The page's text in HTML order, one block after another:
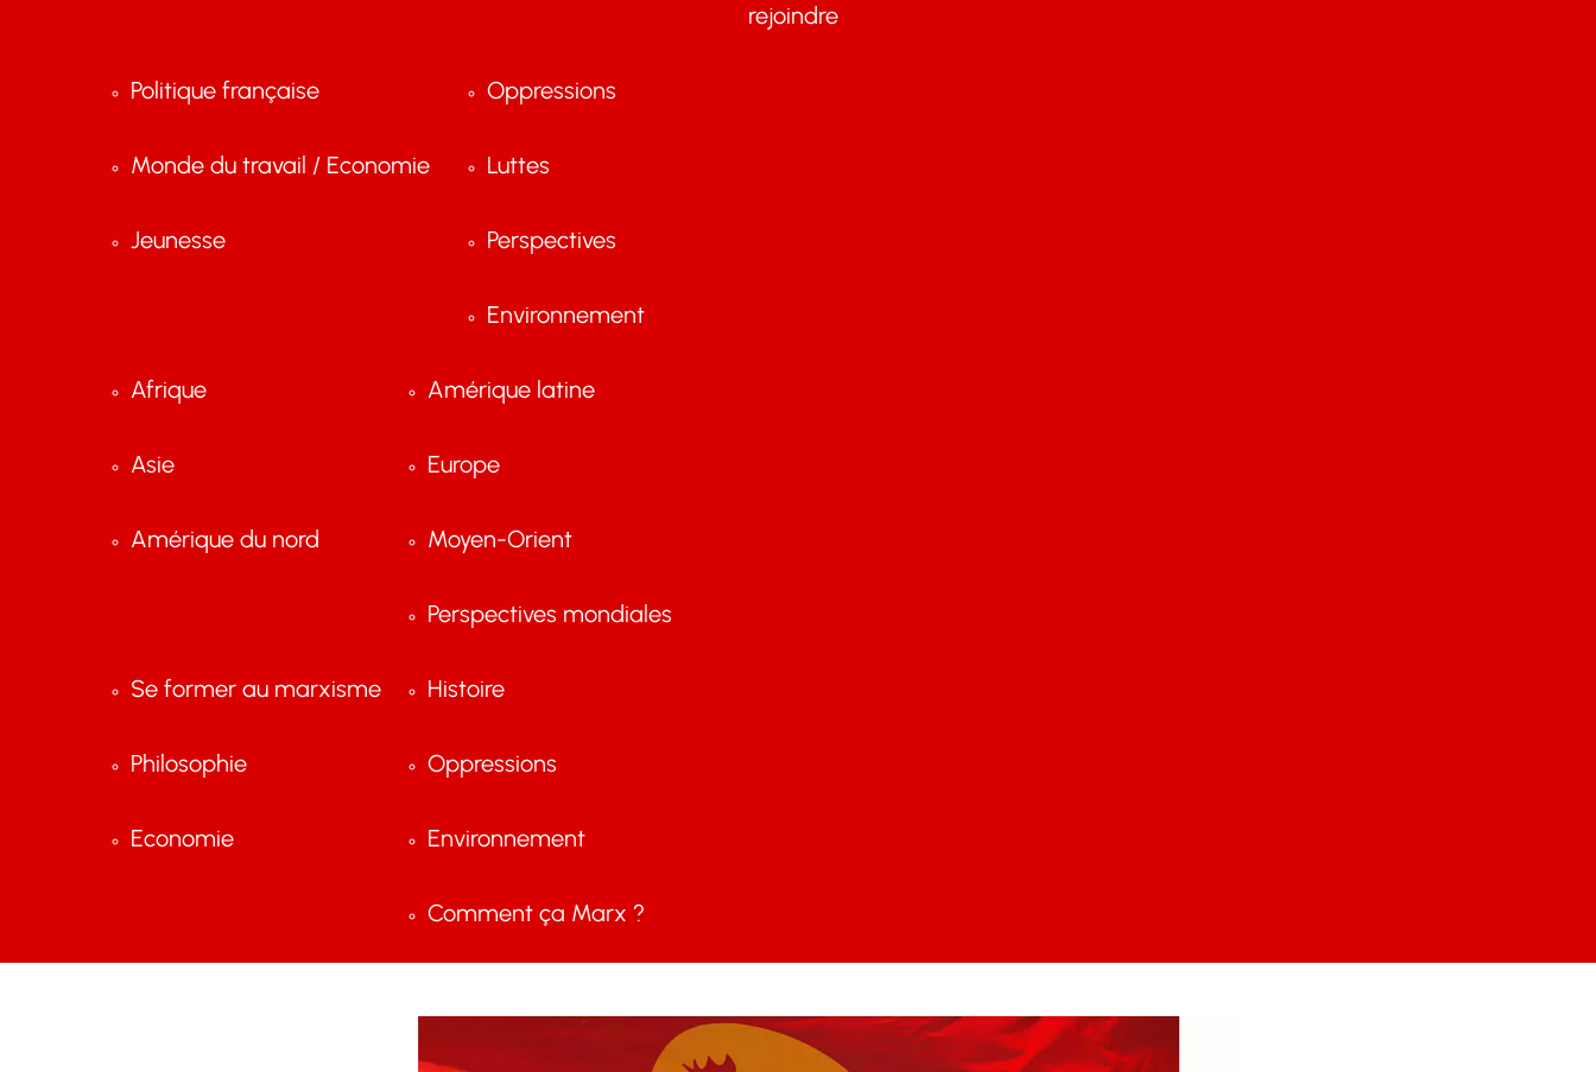
rejoindre
Politique française
Monde du travail / Economie
Jeunesse
Oppressions
Luttes
Perspectives
Environnement
Afrique
Asie
Amérique du nord
Amérique latine
Europe
Moyen-Orient
Perspectives mondiales
Se former au marxisme
Philosophie
Economie
Histoire
Oppressions
Environnement
Comment ça Marx ?